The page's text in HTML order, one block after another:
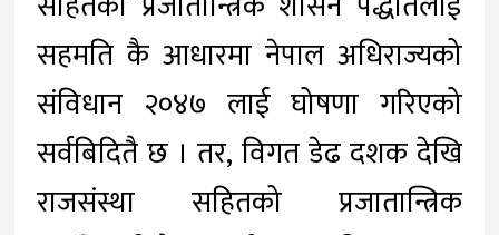
सहमति कै आधारमा नेपाल अधिराज्यको
संविधान २०४७ लाई घोषणा गरिएको
सर्वबिदितै छ । तर, विगत डेढ दशक देखि
राजसंस्था सहितको प्रजातान्त्रिक